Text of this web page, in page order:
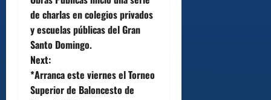
n
a
v
i
de charlas en colegios privados
y escuelas públicas del Gran
Santo Domingo.
Next:
*Arranca este viernes el Torneo
Superior de Baloncesto de